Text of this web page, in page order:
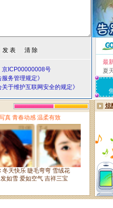
京ICP00000008号
务管理规定》
于维护互联网安全的规定》
最
夏